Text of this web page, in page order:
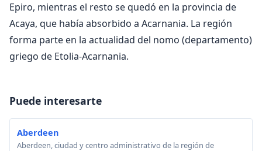
Epiro, mientras el resto se quedó en la provincia de
Acaya, que había absorbido a Acarnania. La región
forma parte en la actualidad del nomo (departamento)
griego de Etolia-Acarnania.
Puede interesarte
Aberdeen
Aberdeen, ciudad y centro administrativo de la región de